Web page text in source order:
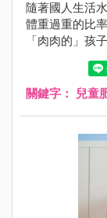
隨著國人生活
體重過重的比
「肉肉的」孩
出， 全球過重
3,200 萬人增
教育部學童體
關鍵字： 兒童